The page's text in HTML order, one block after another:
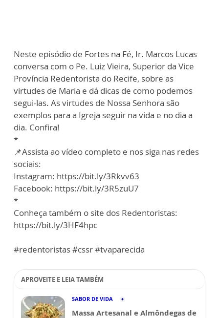
Neste episódio de Fortes na Fé, Ir. Marcos Lucas
conversa com o Pe. Luiz Vieira, Superior da Vice
Província Redentorista do Recife, sobre as
virtudes de Maria e dá dicas de como podemos
segui-las. As virtudes de Nossa Senhora são
exemplos para a Igreja seguir na vida e no dia a
dia. Confira!
*
📌Assista ao vídeo completo e nos siga nas redes
sociais:
Instagram: https://bit.ly/3Rkvv63
Facebook: https://bit.ly/3R5zuU7
*
Conheça também o site dos Redentoristas:
https://bit.ly/3HF4hpc
#redentoristas #cssr #tvaparecida
APROVEITE E LEIA TAMBÉM
SABOR DE VIDA
Massa Artesanal e Almôndegas de